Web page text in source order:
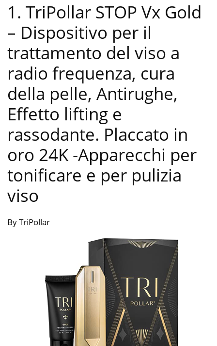
1. TriPollar STOP Vx Gold
– Dispositivo per il
trattamento del viso a
radio frequenza, cura
della pelle, Antirughe,
Effetto lifting e
rassodante. Placcato in
oro 24K-Apparecchi per
tonificare e per pulizia
viso
By TriPollar